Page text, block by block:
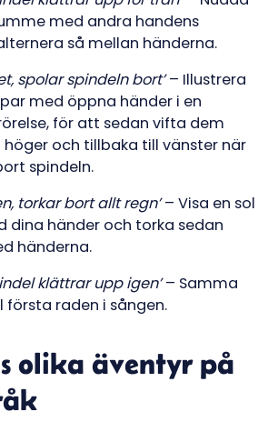
med andra handens
så mellan händerna.
spolar spindeln bort’– Illustrera
med öppna händer i en
för att sedan vifta dem
och tillbaka till vänster när
spindeln.
torkar bort allt regn’– Visa en sol
dina händer och torka sedan
händerna.
klättrar upp igen’– Samma
första raden i sången.
olika äventyr på